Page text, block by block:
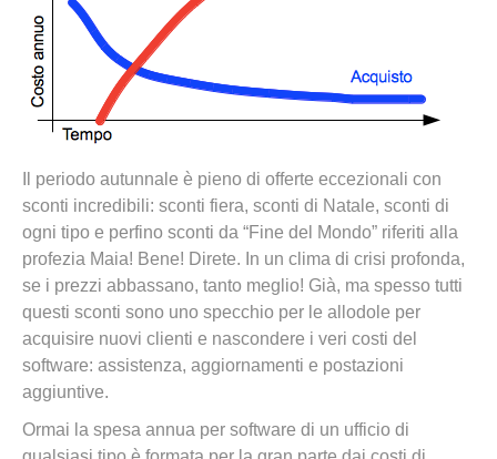
Il periodo autunnale è pieno di offerte eccezionali con
sconti incredibili: sconti fiera, sconti di Natale, sconti di
ogni tipo e perfino sconti da “Fine del Mondo” riferiti alla
profezia Maia! Bene! Direte. In un clima di crisi profonda,
se i prezzi abbassano, tanto meglio! Già, ma spesso tutti
questi sconti sono uno specchio per le allodole per
acquisire nuovi clienti e nascondere i veri costi del
software: assistenza, aggiornamenti e postazioni
aggiuntive.
Ormai la spesa annua per software di un ufficio di